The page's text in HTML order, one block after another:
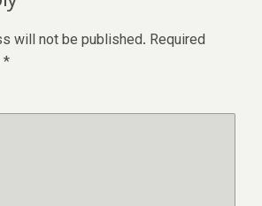
will not be published. Required
*